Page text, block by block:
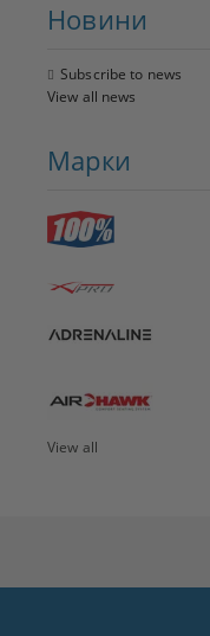
Новини
Subscribe to news
View all news
Марки
View all